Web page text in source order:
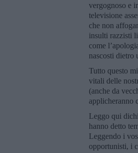
vergognoso e
televisione
che non
insulti razzisti
come
nascosti dietro
Tutto questo
vitali delle
(anche da
applicheranno
Leggo qui
hanno detto
Leggendo i
opportunisti, i